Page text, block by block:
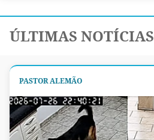
ÚLTIMAS NOTÍCIAS
PASTOR ALEMÃO